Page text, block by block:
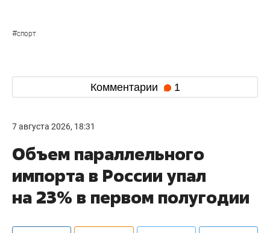
#спорт
Комментарии 1
7 августа 2026, 18:31
Объем параллельного
импорта в России упал
на 23% в первом полугодии